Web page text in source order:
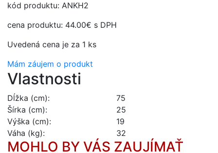
kód produktu: ANKH2
cena produktu: 44.00€ s DPH
Uvedená cena je za 1 ks
Mám záujem o produkt
Vlastnosti
Dĺžka (cm):
75
Šírka (cm):
25
Výška (cm):
19
Váha (kg):
32
MOHLO BY VÁS ZAUJÍMAŤ